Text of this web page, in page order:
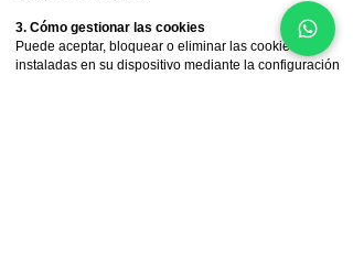
3. Cómo gestionar las cookies
Puede aceptar, bloquear o eliminar las cookies
instaladas en su dispositivo mediante la configuración